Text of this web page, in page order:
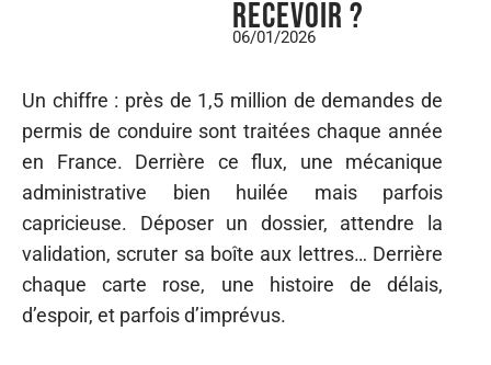
recevoir ?
06/01/2026
Un chiffre : près de 1,5 million de demandes de
permis de conduire sont traitées chaque année
en France. Derrière ce flux, une mécanique
administrative bien huilée mais parfois
capricieuse. Déposer un dossier, attendre la
validation, scruter sa boîte aux lettres… Derrière
chaque carte rose, une histoire de délais,
d’espoir, et parfois d’imprévus.